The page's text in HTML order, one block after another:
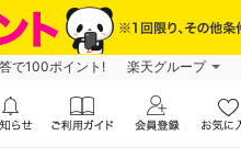
で100ポイント! 楽天グループ